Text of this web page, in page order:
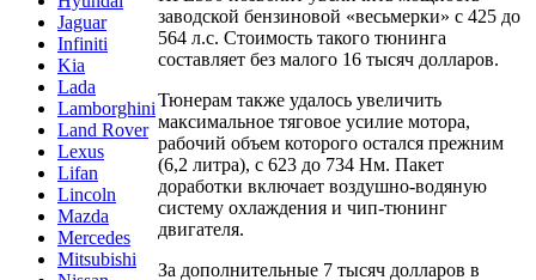
Jaguar
Infiniti
Kia
Lada
Lamborghini
Land Rover
Lexus
Lifan
Lincoln
Mazda
Mercedes
Mitsubishi
заводской бензиновой «весьмерки» с 425 до
564 л.с. Стоимость такого тюнинга
составляет без малого 16 тысяч долларов.
Тюнерам также удалось увеличить
максимальное тяговое усилие мотора,
рабочий объем которого остался прежним
(6,2 литра), с 623 до 734 Нм. Пакет
доработки включает воздушно-водяную
систему охлаждения и чип-тюнинг
двигателя.
За дополнительные 7 тысяч долларов в